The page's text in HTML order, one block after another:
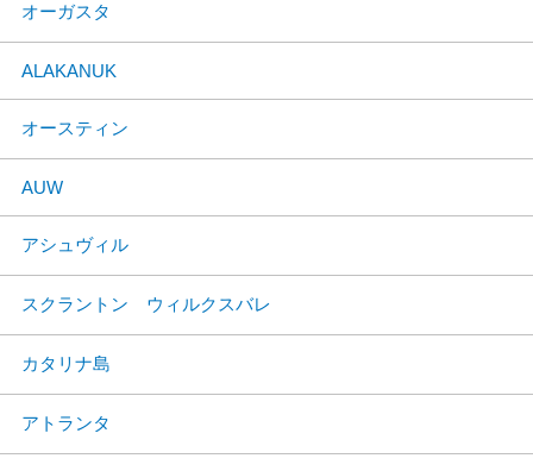
オーガスタ
ALAKANUK
オースティン
AUW
アシュヴィル
スクラントン ウィルクスバレ
カタリナ島
アトランタ